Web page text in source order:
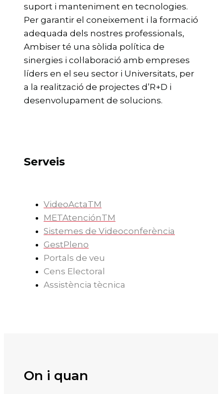
suport i manteniment en tecnologies.
Per garantir el coneixement i la formació
adequada dels nostres professionals,
Ambiser té una sòlida política de
sinergies i col·laboració amb empreses
líders en el seu sector i Universitats, per
a la realització de projectes d’R+D i
desenvolupament de solucions.
Serveis
VideoActaTM
METAtenciónTM
Sistemes de Videoconferència
GestPleno
Portals de veu
Cens Electoral
Assistència tècnica
On i quan